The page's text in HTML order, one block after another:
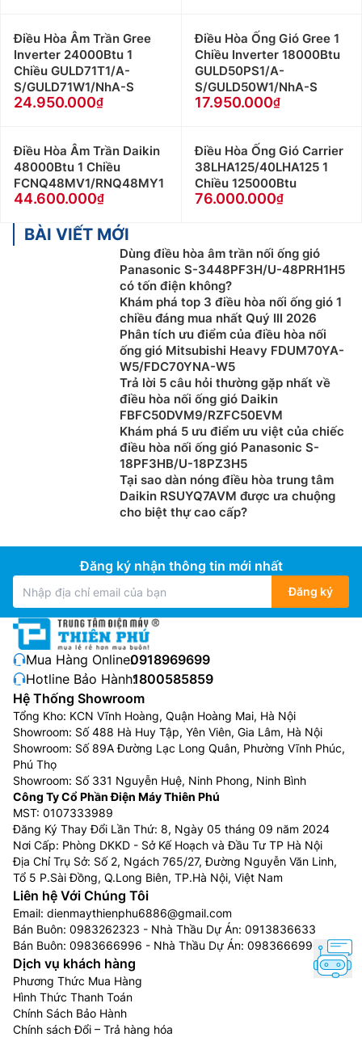
Điều Hòa Âm Trần Gree
Inverter 24000Btu 1
Chiều GULD71T1/A-
S/GULD71W1/NhA-S
24.950.000
Điều Hòa Ống Gió Gree 1
Chiều Inverter 18000Btu
GULD50PS1/A-
S/GULD50W1/NhA-S
17.950.000
Điều Hòa Âm Trần Daikin
48000Btu 1 Chiều
FCNQ48MV1/RNQ48MY1
44.600.000
Điều Hòa Ống Gió Carrier
38LHA125/40LHA125 1
Chiều 125000Btu
76.000.000
BÀI VIẾT MỚI
Dùng điều hòa âm trần nối ống gió
Panasonic S-3448PF3H/U-48PRH1H5
có tốn điện không?
Khám phá top 3 điều hòa nối ống gió 1
chiều đáng mua nhất Quý III 2026
Phân tích ưu điểm của điều hòa nối
ống gió Mitsubishi Heavy FDUM70YA-
W5/FDC70YNA-W5
Trả lời 5 câu hỏi thường gặp nhất về
điều hòa nối ống gió Daikin
FBFC50DVM9/RZFC50EVM
Khám phá 5 ưu điểm ưu việt của chiếc
điều hòa nối ống gió Panasonic S-
18PF3HB/U-18PZ3H5
Tại sao dàn nóng điều hòa trung tâm
Daikin RSUYQ7AVM được ưa chuộng
cho biệt thự cao cấp?
Đăng ký nhận thông tin mới nhất
Đăng ký
Mua Hàng Online:0918969699
Hotline Bảo Hành:1800585859
Hệ Thống Showroom
Tổng Kho: KCN Vĩnh Hoàng, Quận Hoàng Mai, Hà Nội
Showroom: Số 488 Hà Huy Tập, Yên Viên, Gia Lâm, Hà Nội
Showroom: Số 89A Đường Lạc Long Quân, Phường Vĩnh Phúc,
Phú Thọ
Showroom: Số 331 Nguyễn Huệ, Ninh Phong, Ninh Bình
Công Ty Cổ Phần Điện Máy Thiên Phú
MST: 0107333989
Đăng Ký Thay Đổi Lần Thứ: 8, Ngày 05 tháng 09 năm 2024
Nơi Cấp: Phòng DKKD - Sở Kế Hoạch và Đầu Tư TP Hà Nội
Địa Chỉ Trụ Sở: Số 2, Ngách 765/27, Đường Nguyễn Văn Linh,
Tổ 5 P.Sài Đồng, Q.Long Biên, TP.Hà Nội, Việt Nam
Liên hệ Với Chúng Tôi
Email: dienmaythienphu6886@gmail.com
Bán Buôn: 0983262323 - Nhà Thầu Dự Án: 0913836633
Bán Buôn: 0983666996 - Nhà Thầu Dự Án: 0983666996
Dịch vụ khách hàng
Phương Thức Mua Hàng
Hình Thức Thanh Toán
Chính Sách Bảo Hành
Chính sách Đổi – Trả hàng hóa